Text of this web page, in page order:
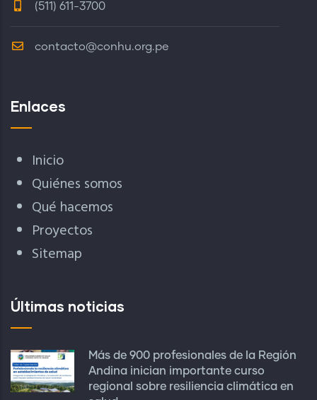
(511) 611-3700
contacto@conhu.org.pe
Enlaces
Inicio
Quiénes somos
Qué hacemos
Proyectos
Sitemap
Últimas noticias
Más de 900 profesionales de la Región
Andina inician importante curso
regional sobre resiliencia climática en